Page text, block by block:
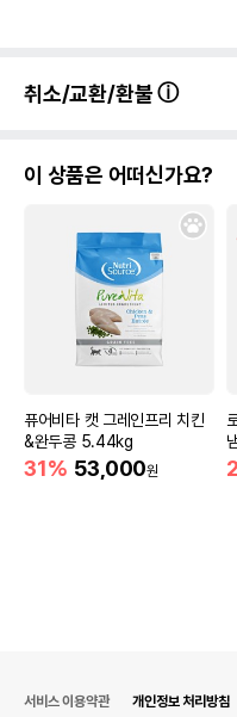
취소/교환/환불
이 상품은 어떠신가요?
퓨어비타 캣 그레인프리 치킨
&완두콩 5.44kg
31% 53,000원
서비스 이용약관 개인정보 처리방침